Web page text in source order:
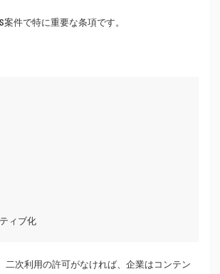
案件で特に重要な条項です。
ィブ化
二次利用の許可がなければ、企業はコンテン